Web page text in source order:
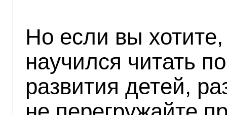
Но если вы
научился читать
развития детей,